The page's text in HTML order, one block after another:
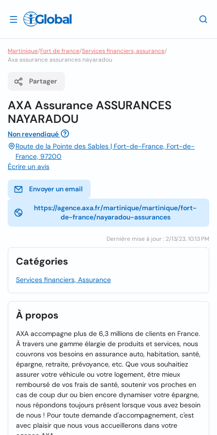
Martinique/Fort de france/Services financiers, assurance/
Axa assurance assurances nayaradou
Partager
AXA Assurance ASSURANCES
NAYARADOU
Non revendiqué
Route de la Pointe des Sables | Fort-de-France, Fort-de-
France, 97200
Écrire un avis
Envoyer un email
https://agence.axa.fr/martinique/martinique/fort-
de-france/nayaradou-assurances
Dernière mise à jour : 2/13/23, 10:13 PM
Catégories
Services financiers, Assurance
À propos
AXA accompagne plus de 6,3 millions de clients en France.
À travers une gamme élargie de produits et services, nous
couvrons vos besoins en assurance auto, habitation, santé,
épargne, retraite, prévoyance, etc. Que vous souhaitiez
assurer votre véhicule ou votre logement, être mieux
remboursé de vos frais de santé, soutenir vos proches en
cas de coup dur ou bien encore dynamiser votre épargne,
nous répondons toujours présent lorsque vous avez besoin
de nous ! Pour toute demande d'accompagnement, c'est
avec plaisir que nous vous accueillerons dans votre